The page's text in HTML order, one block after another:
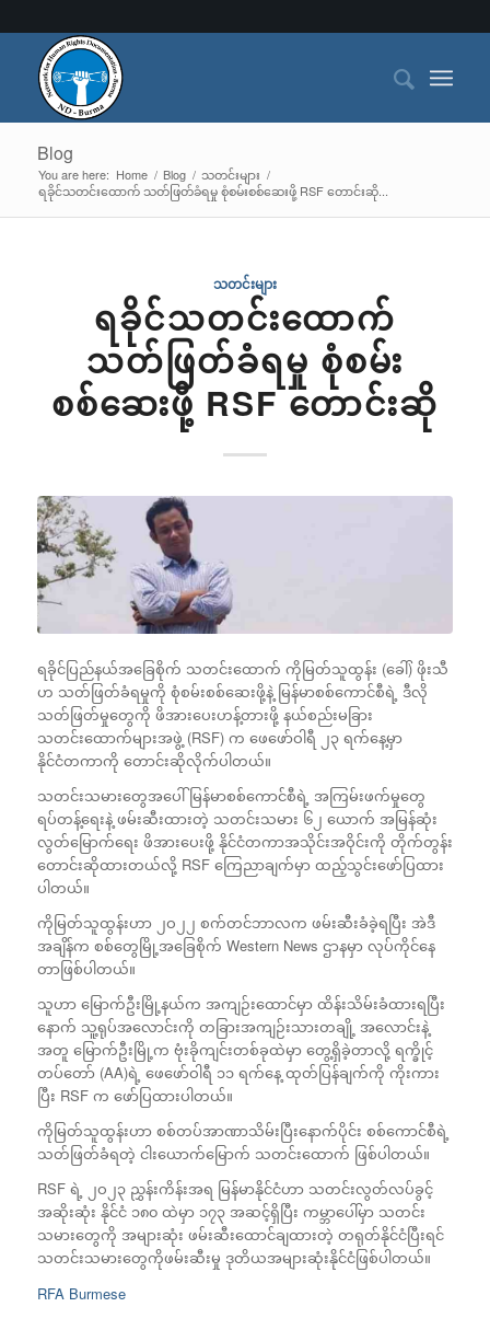
Blog
You are here: Home / Blog / သတင်းများ /
ရခိုင်သတင်းထောက် သတ်ဖြတ်ခံရမှု စုံစမ်းစစ်ဆေးဖို့ RSF တောင်းဆို...
သတင်းများ
ရခိုင်သတင်းထောက်
သတ်ဖြတ်ခံရမှု စုံစမ်း
စစ်ဆေးဖို့ RSF တောင်းဆို
ရခိုင်ပြည်နယ်အခြေစိုက် သတင်းထောက် ကိုမြတ်သူထွန်း (ခေါ်) ဖိုးသီ
ဟ သတ်ဖြတ်ခံရမှုကို စုံစမ်းစစ်ဆေးဖို့နဲ့ မြန်မာစစ်ကောင်စီရဲ့ ဒီလို
သတ်ဖြတ်မှုတွေကို ဖိအားပေးဟန့်တားဖို့ နယ်စည်းမခြား
သတင်းထောက်များအဖွဲ့ (RSF) က ဖေဖော်ဝါရီ ၂၃ ရက်နေ့မှာ
နိုင်ငံတကာကို တောင်းဆိုလိုက်ပါတယ်။
သတင်းသမားတွေအပေါ် မြန်မာစစ်ကောင်စီရဲ့ အကြမ်းဖက်မှုတွေ
ရပ်တန့်ရေးနဲ့ ဖမ်းဆီးထားတဲ့ သတင်းသမား ၆၂ ယောက် အမြန်ဆုံး
လွတ်မြောက်ရေး ဖိအားပေးဖို့ နိုင်ငံတကာအသိုင်းအဝိုင်းကို တိုက်တွန်း
တောင်းဆိုထားတယ်လို့ RSF ကြေညာချက်မှာ ထည့်သွင်းဖော်ပြထား
ပါတယ်။
ကိုမြတ်သူထွန်းဟာ ၂ဝ၂၂ စက်တင်ဘာလက ဖမ်းဆီးခံခဲ့ရပြီး အဲဒီ
အချိန်က စစ်တွေမြို့အခြေစိုက် Western News ဌာနမှာ လုပ်ကိုင်နေ
တာဖြစ်ပါတယ်။
သူဟာ မြောက်ဦးမြို့နယ်က အကျဉ်းထောင်မှာ ထိန်းသိမ်းခံထားရပြီး
နောက် သူ့ရုပ်အလောင်းကို တခြားအကျဉ်းသားတချို့ အလောင်းနဲ့
အတူ မြောက်ဦးမြို့က ဗုံးခိုကျင်းတစ်ခုထဲမှာ တွေ့ရှိခဲ့တာလို့ ရက္ခိုင့်
တပ်တော် (AA)ရဲ့ ဖေဖော်ဝါရီ ၁၁ ရက်နေ့ ထုတ်ပြန်ချက်ကို ကိုးကား
ပြီး RSF က ဖော်ပြထားပါတယ်။
ကိုမြတ်သူထွန်းဟာ စစ်တပ်အာဏာသိမ်းပြီးနောက်ပိုင်း စစ်ကောင်စီရဲ့
သတ်ဖြတ်ခံရတဲ့ ငါးယောက်မြောက် သတင်းထောက် ဖြစ်ပါတယ်။
RSF ရဲ့ ၂ဝ၂၃ ညွှန်းကိန်းအရ မြန်မာနိုင်ငံဟာ သတင်းလွတ်လပ်ခွင့်
အဆိုးဆုံး နိုင်ငံ ၁၈၀ ထဲမှာ ၁၇၃ အဆင့်ရှိပြီး ကမ္ဘာပေါ်မှာ သတင်း
သမားတွေကို အများဆုံး ဖမ်းဆီးထောင်ချထားတဲ့ တရုတ်နိုင်ငံပြီးရင်
သတင်းသမားတွေကိုဖမ်းဆီးမှု ဒုတိယအများဆုံးနိုင်ငံဖြစ်ပါတယ်။
RFA Burmese